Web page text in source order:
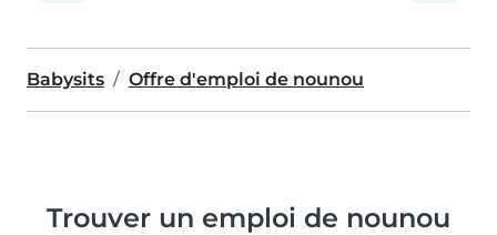
Babysits Offre d'emploi de nounou
Trouver un emploi de nounou